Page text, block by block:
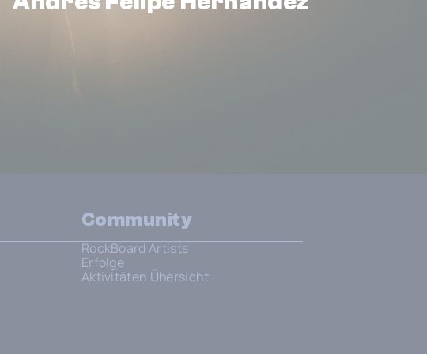
Community
RockBoard Artists
Erfolge
Aktivitäten Übersicht